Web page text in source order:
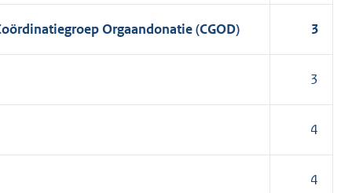
Orgaandonatie (CGOD) 3
3
4
4